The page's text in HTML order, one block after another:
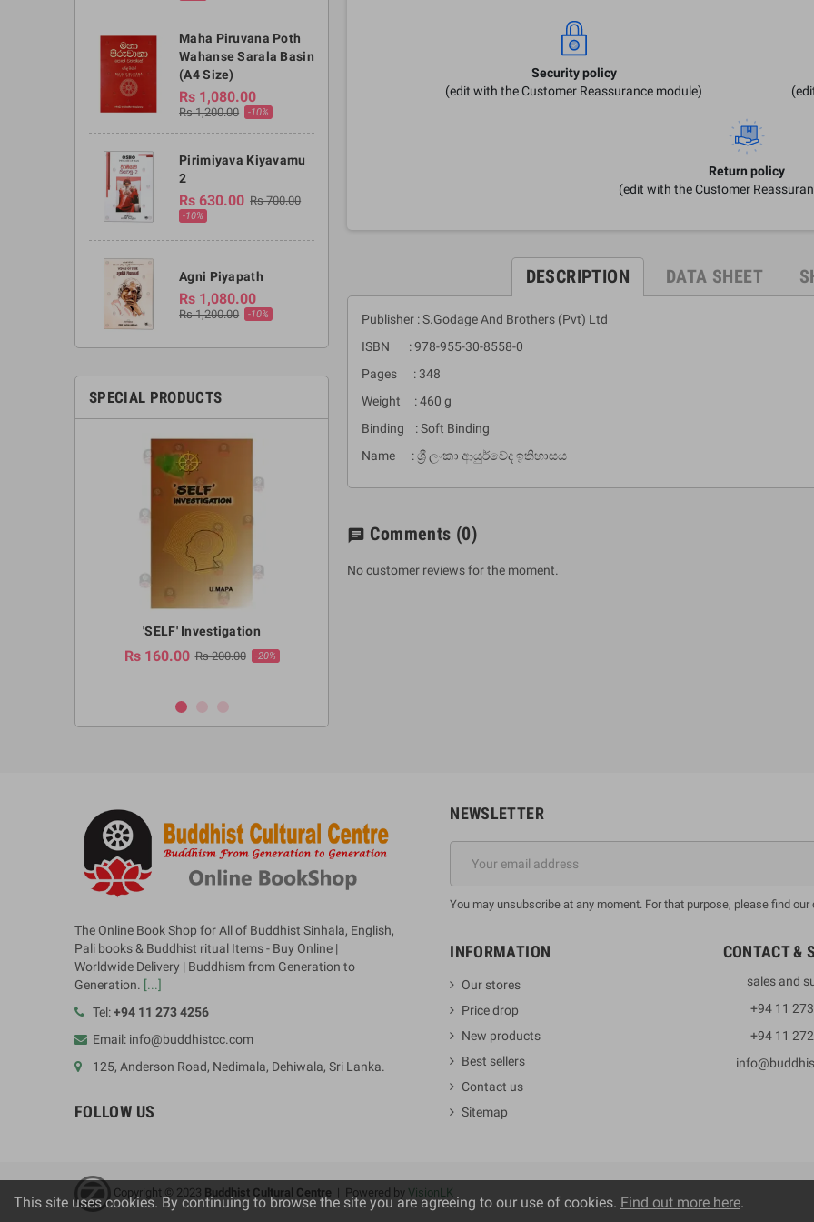
Maha Piruvana Poth
Wahanse Sarala Basin
(A4 Size)
Rs 1,080.00
Rs 1,200.00 -10%
Pirimiyava Kiyavamu
2
Rs 630.00 Rs 700.00
-10%
Agni Piyapath
Rs 1,080.00
Rs 1,200.00 -10%
SPECIAL PRODUCTS
'SELF' Investigation
Rs 160.00 Rs 200.00 -20%
Security policy
(edit with the Customer Reassurance module)
Return policy
(edit with the Customer
DESCRIPTION DATA SHEET
Publisher : S.Godage And Brothers (Pvt) Ltd
ISBN : 978-955-30-8558-0
Pages : 348
Weight : 460 g
Binding : Soft Binding
Name : ශ්‍රී ලංකා ආයුර්වේද ඉතිහාසය
chat Comments (0)
No customer reviews for the moment.
The Online Book Shop for All of Buddhist Sinhala, English,
Pali books & Buddhist ritual Items - Buy Online |
Worldwide Delivery | Buddhism from Generation to
Generation. [...]
Tel:+94 11 273 4256
Email: info@buddhistcc.com
125, Anderson Road, Nedimala, Dehiwala, Sri Lanka.
FOLLOW US
NEWSLETTER
You may unsubscribe at any moment. For that purpose, please find
INFORMATION
Our stores
Price drop
New products
Best sellers
Contact us
Sitemap
CONTACT &
sales and
+94 11
+94 11
Copyright © 2023 Buddhist Cultural Centre | Powered by VisionLK
This site uses cookies. By continuing to browse the site you are agreeing to our use of cookies. Find out more here.